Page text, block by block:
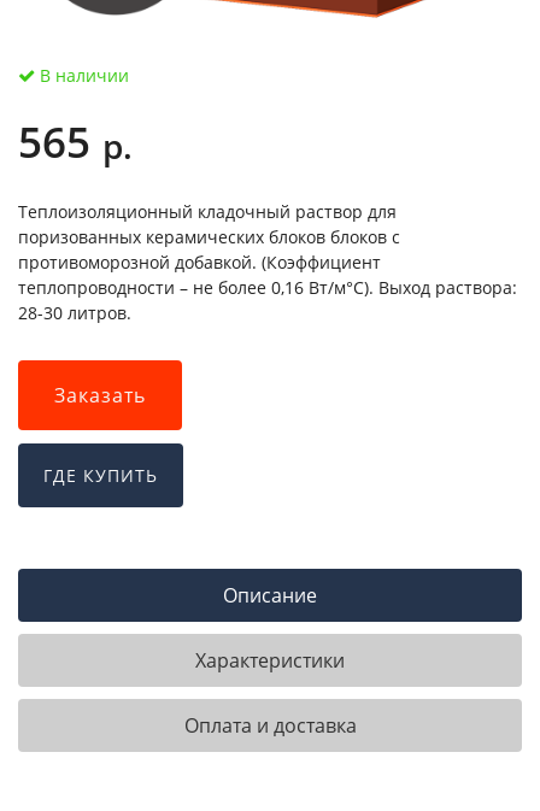
В наличии
565 р.
Теплоизоляционный кладочный раствор для
поризованных керамических блоков блоков с
противоморозной добавкой. (Коэффициент
теплопроводности – не более 0,16 Вт/м°С). Выход раствора:
28-30 литров.
Заказать
ГДЕ КУПИТЬ
Описание
Характеристики
Оплата и доставка